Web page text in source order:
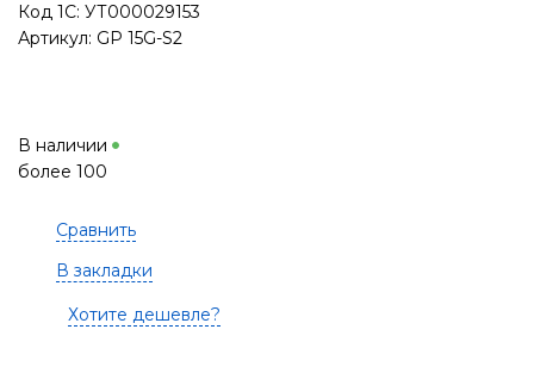
Код 1С: УТ000029153
Артикул: GP 15G-S2
В наличии
более 100
Сравнить
В закладки
Хотите дешевле?